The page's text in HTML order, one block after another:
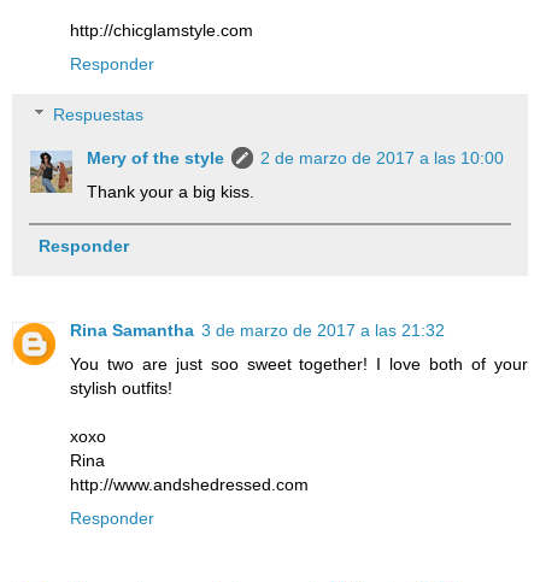
http://chicglamstyle.com
Responder
Respuestas
Mery of the style
2 de marzo de 2017 a las 10:00
Thank your a big kiss.
Responder
Rina Samantha 3 de marzo de 2017 a las 21:32
You two are just soo sweet together! I love both of your
stylish outfits!
xoxo
Rina
http://www.andshedressed.com
Responder